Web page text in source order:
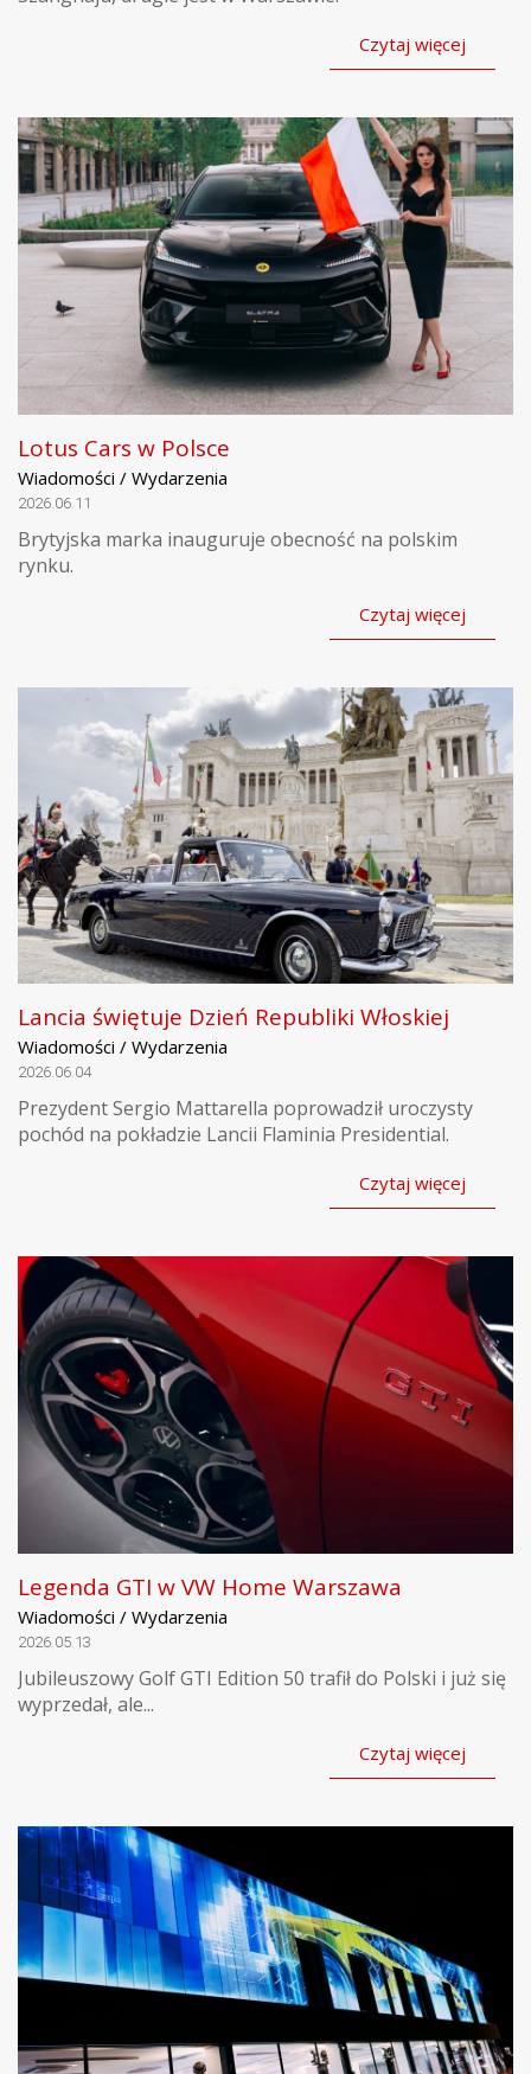
Czytaj więcej
Lotus Cars w Polsce
Wiadomości / Wydarzenia
2026.06.11
Brytyjska marka inauguruje obecność na polskim
rynku.
Czytaj więcej
Lancia świętuje Dzień Republiki Włoskiej
Wiadomości / Wydarzenia
2026.06.04
Prezydent Sergio Mattarella poprowadził uroczysty
pochód na pokładzie Lancii Flaminia Presidential.
Czytaj więcej
Legenda GTI w VW Home Warszawa
Wiadomości / Wydarzenia
2026.05.13
Jubileuszowy Golf GTI Edition 50 trafił do Polski i już się
wyprzedał, ale...
Czytaj więcej